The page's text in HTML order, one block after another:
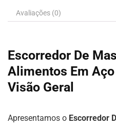
Avaliações (0)
Escorredor De
Alimentos Em
Visão Geral
Apresentamos o Escorredor